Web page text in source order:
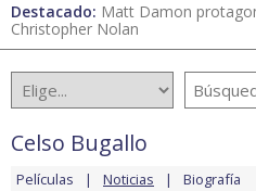
Destacado: Matt Damon
Christopher Nolan
Celso Bugallo
Películas Noticias Biografía